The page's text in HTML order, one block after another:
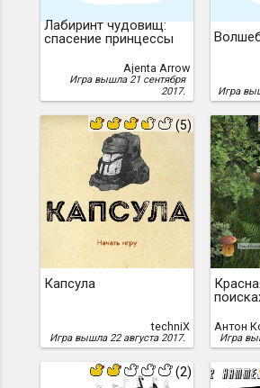
Лабиринт чудовищ:
спасение принцессы
Ajenta Arrow
Игра вышла 21 сентября
2017.
Игра
(5)
Капсула
techniX
Игра вышла 22 августа 2017. Игра
(2)